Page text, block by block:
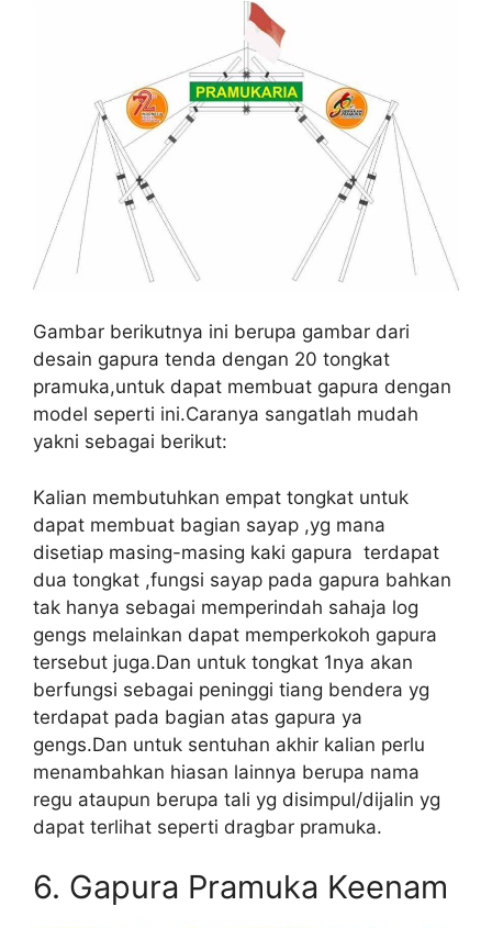
Gambar berikutnya ini berupa gambar dari
desain gapura tenda dengan 20 tongkat
pramuka,untuk dapat membuat gapura dengan
model seperti ini.Caranya sangatlah mudah
yakni sebagai berikut:
Kalian membutuhkan empat tongkat untuk
dapat membuat bagian sayap ,yg mana
disetiap masing-masing kaki gapura terdapat
dua tongkat ,fungsi sayap pada gapura bahkan
tak hanya sebagai memperindah sahaja log
gengs melainkan dapat memperkokoh gapura
tersebut juga.Dan untuk tongkat 1nya akan
berfungsi sebagai peninggi tiang bendera yg
terdapat pada bagian atas gapura ya
gengs.Dan untuk sentuhan akhir kalian perlu
menambahkan hiasan lainnya berupa nama
regu ataupun berupa tali yg disimpul/dijalin yg
dapat terlihat seperti dragbar pramuka.
6. Gapura Pramuka Keenam